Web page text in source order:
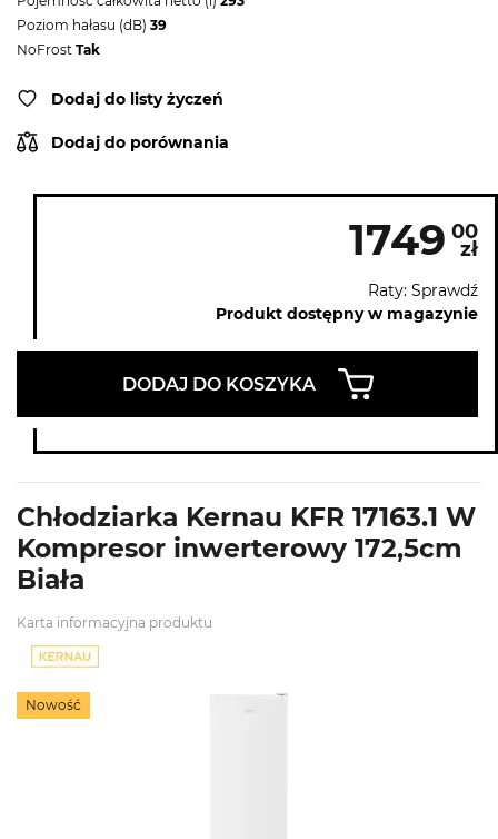
Poziom hałasu (dB) 39
NoFrost Tak
Dodaj do listy życzeń
Dodaj do porównania
1749 00
zł
Raty: Sprawdź
Produkt dostępny w magazynie
DODAJ DO KOSZYKA
Chłodziarka Kernau KFR 17163.1 W
Kompresor inwerterowy 172,5cm
Biała
Karta informacyjna produktu
Nowość